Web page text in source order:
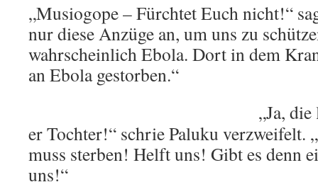
„Musiogope – Fürchtet Euch nicht!“
nur diese Anzüge an, um uns zu
wahrscheinlich Ebola. Dort in dem
an Ebola gestorben.“
„Ja,
er Tochter!“ schrie Paluku verzweifelt.
muss sterben! Helft uns! Gibt es denn
uns!“